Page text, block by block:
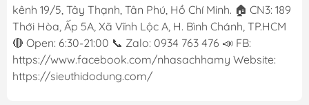
kênh 19/5, Tây Thạnh, Tân Phú, Hồ Chí Minh. 🏠 CN3: 189
Thới Hòa, Ấp 5A, Xã Vĩnh Lộc A, H. Bình Chánh, TP.HCM
🔴 Open: 6:30-21:00 📞 Zalo: 0934 763 476 📣 FB:
https://www.facebook.com/nhasachhamy Website:
https://sieuthidodung.com/